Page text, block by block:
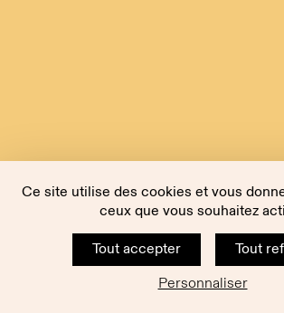
Ce site utilise des cookies et vous
ceux que vous souhaitez
Tout accepter
Tout
Personnaliser